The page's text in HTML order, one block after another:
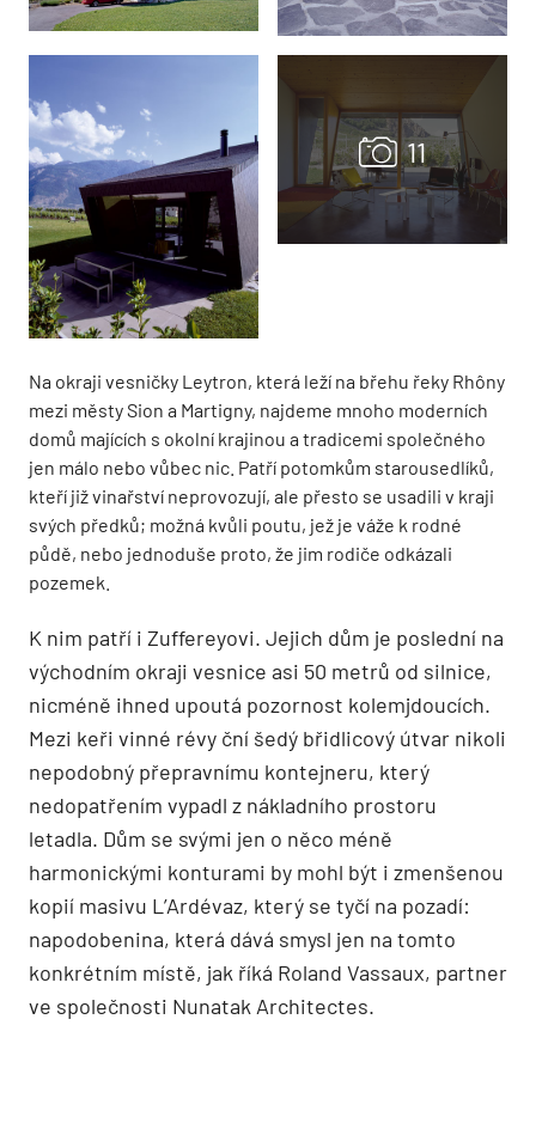
Na okraji vesničky Leytron, která leží na břehu řeky Rhôny
mezi městy Sion a Martigny, najdeme mnoho moderních
domů majících s okolní krajinou a tradicemi společného
jen málo nebo vůbec nic. Patří potomkům starousedlíků,
kteří již vinařství neprovozují, ale přesto se usadili v kraji
svých předků; možná kvůli poutu, jež je váže k rodné
půdě, nebo jednoduše proto, že jim rodiče odkázali
pozemek.
K nim patří i Zuffereyovi. Jejich dům je poslední na
východním okraji vesnice asi 50 metrů od silnice,
nicméně ihned upoutá pozornost kolemjdoucích.
Mezi keři vinné révy ční šedý břidlicový útvar nikoli
nepodobný přepravnímu kontejneru, který
nedopatřením vypadl z nákladního prostoru
letadla. Dům se svými jen o něco méně
harmonickými konturami by mohl být i zmenšenou
kopií masivu L’Ardévaz, který se tyčí na pozadí:
napodobenina, která dává smysl jen na tomto
konkrétním místě, jak říká Roland Vassaux, partner
ve společnosti Nunatak Architectes.